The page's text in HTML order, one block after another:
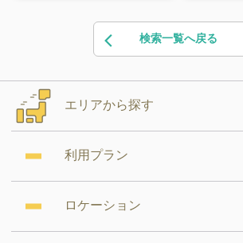
検索一覧へ戻る
エリアから探す
利用プラン
ロケーション